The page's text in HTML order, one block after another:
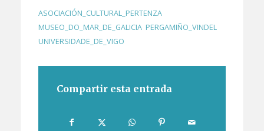
ASOCIACIÓN_CULTURAL_PERTENZA,
MUSEO_DO_MAR_DE_GALICIA, PERGAMIÑO_VINDEL,
UNIVERSIDADE_DE_VIGO
Compartir esta entrada